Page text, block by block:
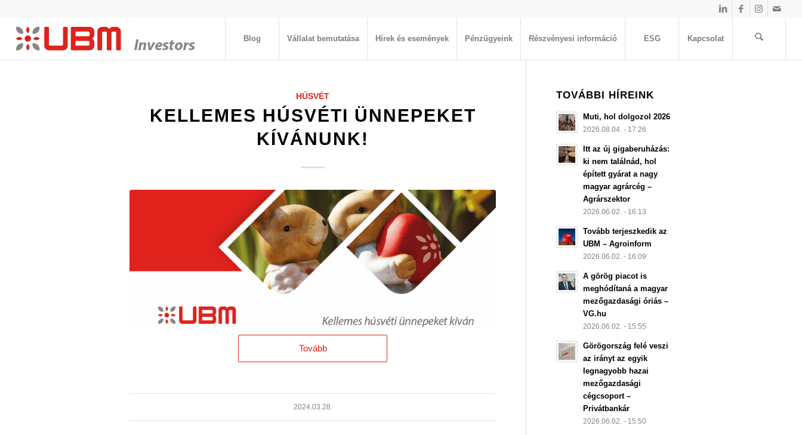
Blog Vállalat bemutatása Hírek és események Pénzügyeink Részvényesi információ ESG Kapcsolat
HÚSVÉT
KELLEMES HÚSVÉTI ÜNNEPEKET
KÍVÁNUNK!
Tovább
2024.03.28.
TOVÁBBI HÍREINK
Muti, hol dolgozol 2026
2026.08.04. - 17:26
Itt az új gigaberuházás:
ki nem találnád, hol
épített gyárat a nagy
magyar agrárcég –
Agrárszektor
2026.06.02. - 16:13
Tovább terjeszkedik az
UBM – Agroinform
2026.06.02. - 16:09
A görög piacot is
meghódítaná a magyar
mezőgazdasági óriás –
VG.hu
2026.06.02. - 15:55
Görögország felé veszi
az irányt az egyik
legnagyobb hazai
mezőgazdasági
cégcsoport –
Privátbankár
2026.06.02. - 15:50